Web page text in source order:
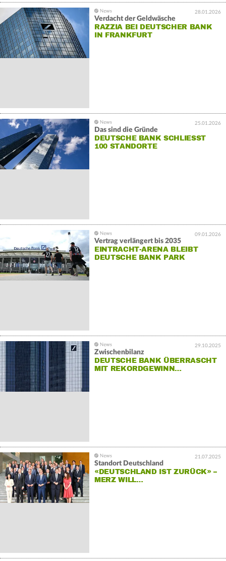
28.01.2026
Verdacht der Geldwäsche
RAZZIA BEI DEUTSCHER BANK
IN FRANKFURT
25.01.2026
Das sind die Gründe
DEUTSCHE BANK SCHLIESST 1
00 STANDORTE
09.01.2026
Vertrag verlängert bis 2035
EINTRACHT-ARENA BLEIBT
DEUTSCHE BANK PARK
29.10.2025
Zwischenbilanz
DEUTSCHE BANK ÜBERRASCHT
MIT REKORDGEWINN…
21.07.2025
Standort Deutschland
«DEUTSCHLAND IST ZURÜCK» –
MERZ WILL…